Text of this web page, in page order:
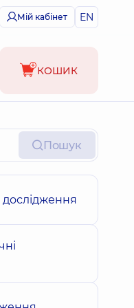
Мій кабінет EN
КОШИК
Пошук
дослідження